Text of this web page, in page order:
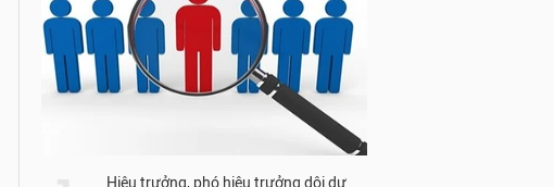
Hiệu trưởng, phó hiệu trưởng dôi dư